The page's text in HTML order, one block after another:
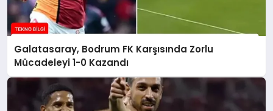
Galatasaray, Bodrum FK Karşısında Zorlu
Mücadeleyi 1-0 Kazandı